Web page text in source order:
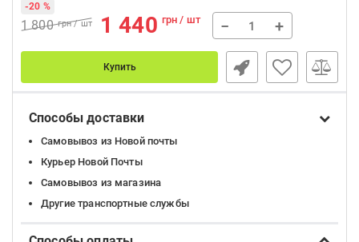
1 800 грн / шт 1 440 грн / шт
-20 %
− +
Купить
Способы доставки
Самовывоз из Новой почты
Курьер Новой Почты
Самовывоз из магазина
Другие транспортные службы